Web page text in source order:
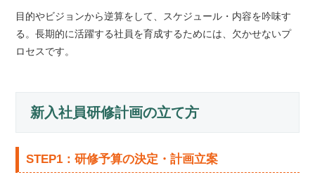
目的やビジョンから逆算をして、スケジュール・内容を吟味す
る。長期的に活躍する社員を育成するためには、欠かせないプ
ロセスです。
新入社員研修計画の立て方
STEP1：研修予算の決定・計画立案